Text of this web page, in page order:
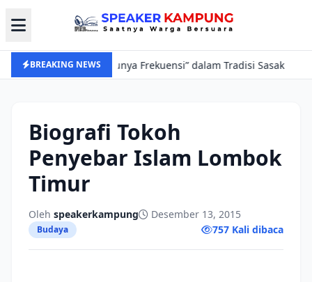
BREAKING NEWS
Frekuensi” dalam Tradisi Sasak NTB Dorong
Biografi Tokoh
Penyebar Islam Lombok
Timur
Oleh speakerkampung Desember 13, 2015
Budaya 757 Kali dibaca